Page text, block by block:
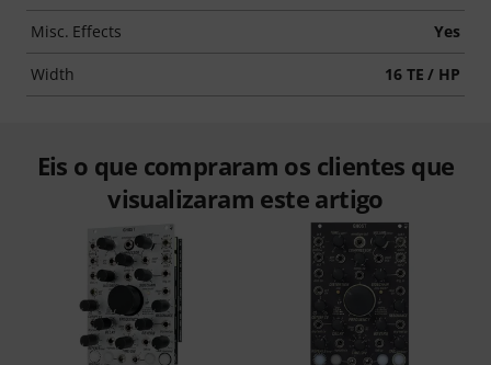
Misc. Effects Yes
Width 16 TE / HP
Eis o que compraram os clientes que
visualizaram este artigo